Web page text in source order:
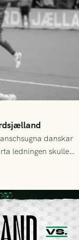
danskar
ledningen skulle
lika mark visade
tog slut.